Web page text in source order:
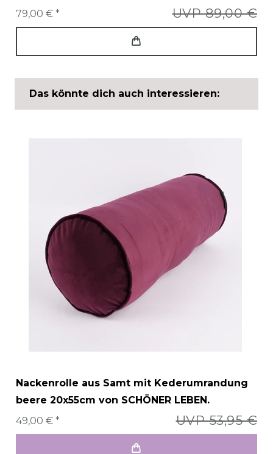
UVP 89,00 €
79,00 € *
Das könnte dich auch interessieren:
Nackenrolle aus Samt mit Kederumrandung
beere 20x55cm von SCHÖNER LEBEN.
UVP 53,95 €
49,00 € *